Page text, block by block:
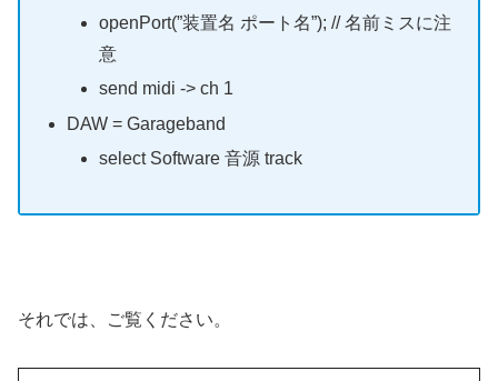
openPort(”装置名 ポート名”); // 名前ミスに注
意
send midi -> ch 1
DAW = Garageband
select Software 音源 track
それでは、ご覧ください。